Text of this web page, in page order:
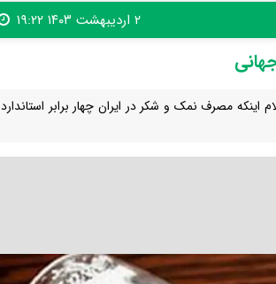
۲ اردیبهشت ۱۴۰۳ ۱۹:۲۲
مصرف نمک و شکر در ایران چهار برابر استاندارد